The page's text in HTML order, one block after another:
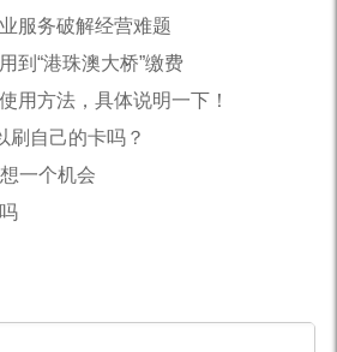
服务破解经营难题
到“港珠澳大桥”缴费
用方法，具体说明一下！
刷自己的卡吗？
一个机会